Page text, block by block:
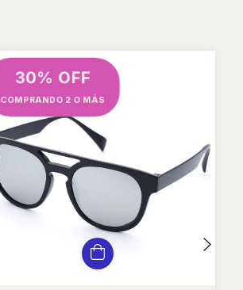
30% OFF
COMPRANDO 2 O MÁS